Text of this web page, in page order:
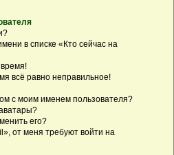
в списке «Кто сейчас на
всё равно неправильное!
с моим именем пользователя?
его?
от меня требуют войти на